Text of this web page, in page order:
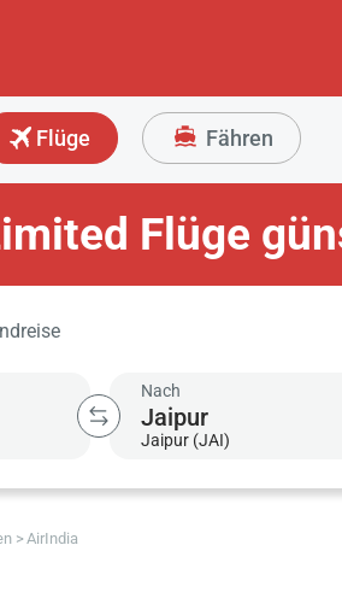
Flüge Fähren
Flüge
Nach
Jaipur (JAI)
AirIndia